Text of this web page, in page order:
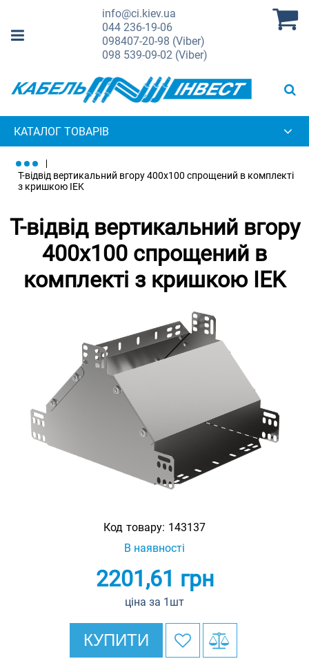
info@ci.kiev.ua
044236-19-06
098407-20-98 (Viber)
098 539-09-02 (Viber)
КАТАЛОГ ТОВАРІВ
Т-відвід вертикальний вгору 400х100 спрощений в комплекті
з кришкою IEK
Т-відвід вертикальний вгору
400х100 спрощений в
комплекті з кришкою IEK
Код товару: 143137
В наявності
2201,61 грн
ціна за 1шт
КУПИТИ